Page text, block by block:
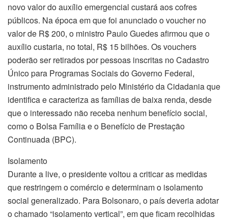
novo valor do auxílio emergencial custará aos cofres
públicos. Na época em que foi anunciado o voucher no
valor de R$ 200, o ministro Paulo Guedes afirmou que o
auxílio custaria, no total, R$ 15 bilhões. Os vouchers
poderão ser retirados por pessoas inscritas no Cadastro
Único para Programas Sociais do Governo Federal,
instrumento administrado pelo Ministério da Cidadania que
identifica e caracteriza as famílias de baixa renda, desde
que o interessado não receba nenhum benefício social,
como o Bolsa Família e o Benefício de Prestação
Continuada (BPC).
Isolamento
Durante a live, o presidente voltou a criticar as medidas
que restringem o comércio e determinam o isolamento
social generalizado. Para Bolsonaro, o país deveria adotar
o chamado “isolamento vertical”, em que ficam recolhidas